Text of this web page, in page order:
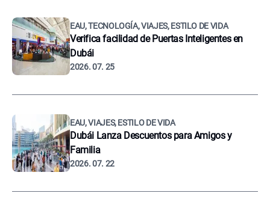
EAU, TECNOLOGÍA, VIAJES, ESTILO DE VIDA
Verifica facilidad de Puertas Inteligentes en
Dubái
2026. 07. 25
EAU, VIAJES, ESTILO DE VIDA
Dubái Lanza Descuentos para Amigos y
Familia
2026. 07. 22